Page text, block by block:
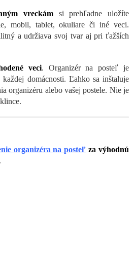
vreckám si prehľadne uložíte
mobil, tablet, okuliare či iné veci.
a udržiava svoj tvar aj pri ťažších
veci. Organizér na posteľ je
domácnosti. Ľahko sa inštaluje
organizéru alebo vašej postele. Nie je
organizéra na posteľ za výhodnú